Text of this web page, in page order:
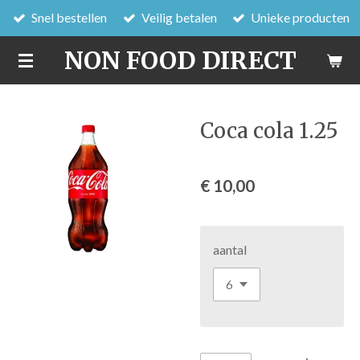
Ga
direct
naar
de
NON FOOD DIRECT
Snel bestellen Veilig betalen Unieke producten
Coca cola 1.25
€ 10,00
aantal